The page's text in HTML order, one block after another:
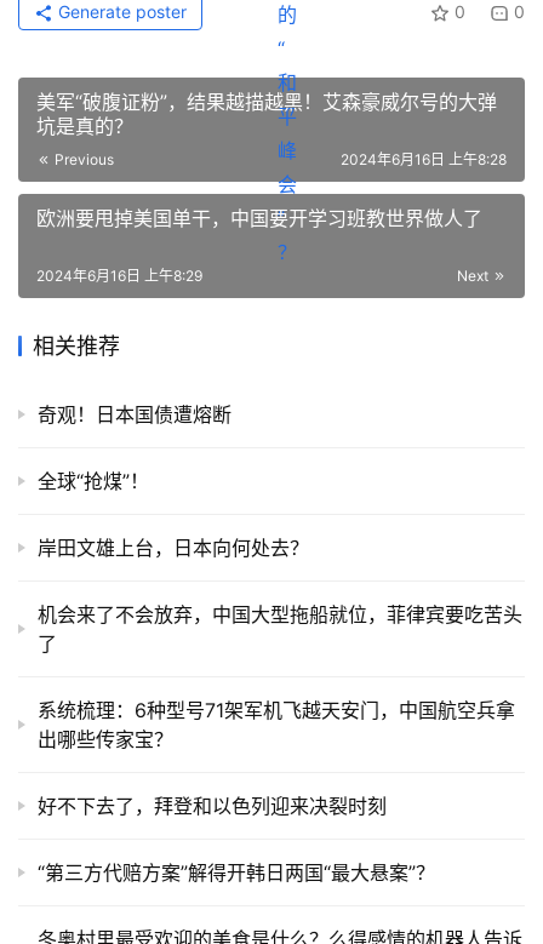
0 0
Generate poster
美军“破腹证粉”，结果越描越黑！艾森豪威尔号的大弹
坑是真的？
Previous 2024年6月16日 上午8:28
欧洲要甩掉美国单干，中国要开学习班教世界做人了
Next
2024年6月16日 上午8:29
相关推荐
奇观！日本国债遭熔断
全球“抢煤”！
岸田文雄上台，日本向何处去？
机会来了不会放弃，中国大型拖船就位，菲律宾要吃苦头
了
系统梳理：6种型号71架军机飞越天安门，中国航空兵拿
出哪些传家宝？
好不下去了，拜登和以色列迎来决裂时刻
“第三方代赔方案”解得开韩日两国“最大悬案”？